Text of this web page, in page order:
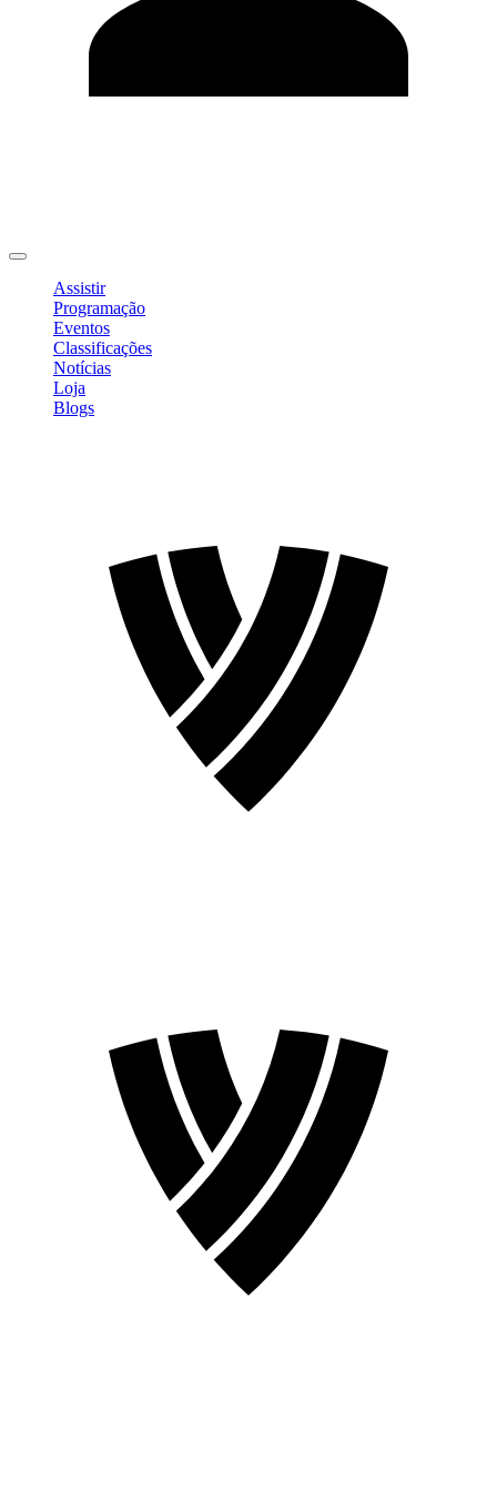
Assistir
Programação
Eventos
Classificações
Notícias
Loja
Blogs